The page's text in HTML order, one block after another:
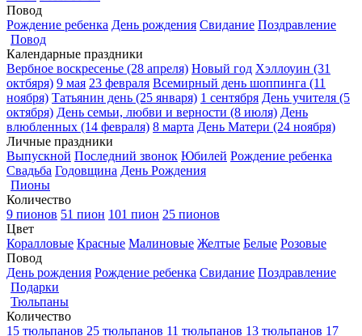
Повод
Рождение ребенка День рождения Свидание Поздравление
Повод
Календарные праздники
Вербное воскресенье (28 апреля) Новый год Хэллоуин (31
октбяря) 9 мая 23 февраля Всемирный день шоппинга (11
ноября) Татьянин день (25 января) 1 сентября День учителя (5
октября) День семьи, любви и верности (8 июля) День
влюбленных (14 февраля) 8 марта День Матери (24 ноября)
Личные праздники
Выпускной Последний звонок Юбилей Рождение ребенка
Свадьба Годовщина День Рождения
Пионы
Количество
9 пионов 51 пион 101 пион 25 пионов
Цвет
Коралловые Красные Малиновые Желтые Белые Розовые
Повод
День рождения Рождение ребенка Свидание Поздравление
Подарки
Тюльпаны
Количество
15 тюльпанов 25 тюльпанов 11 тюльпанов 13 тюльпанов 17